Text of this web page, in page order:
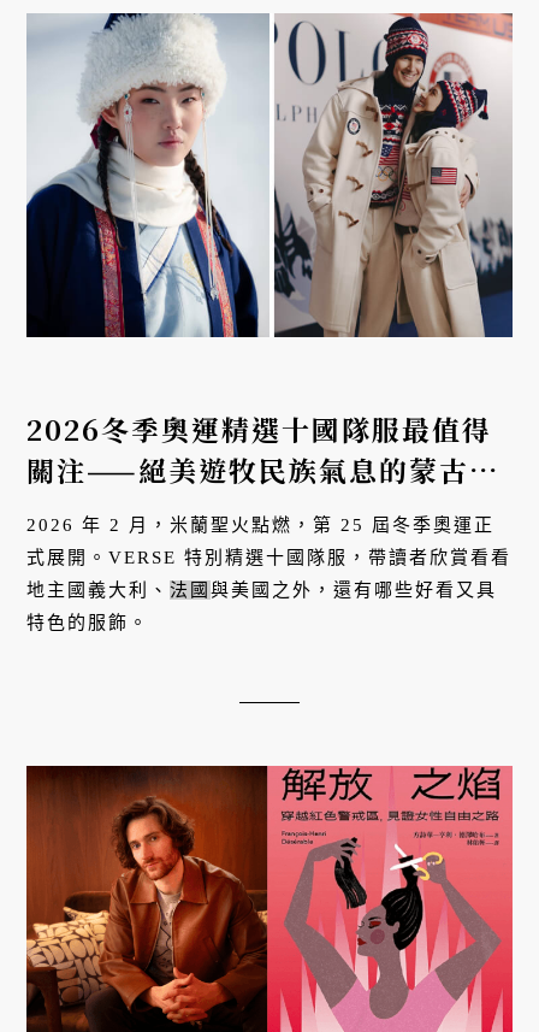
2026冬季奧運精選十國隊服最值得
關注——絕美遊牧民族氣息的蒙古、
前衛美學的法國，還有台灣！
2026 年 2 月，米蘭聖火點燃，第 25 屆冬季奧運正
式展開。VERSE 特別精選十國隊服，帶讀者欣賞看看
地主國義大利、法國與美國之外，還有哪些好看又具
特色的服飾。